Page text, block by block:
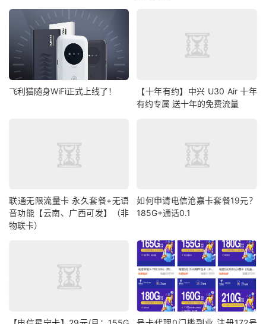
飞利猫随身WiFi正式上线了！
【十年有约】中兴 U30 Air 十年
有约专属 送十年的免费流量
联通无限流量卡 永久套餐+无语
音功能【云南、广西可发】（非
物联卡）
如何申请电信沧嘉卡套餐19元？
185G+通话0.1